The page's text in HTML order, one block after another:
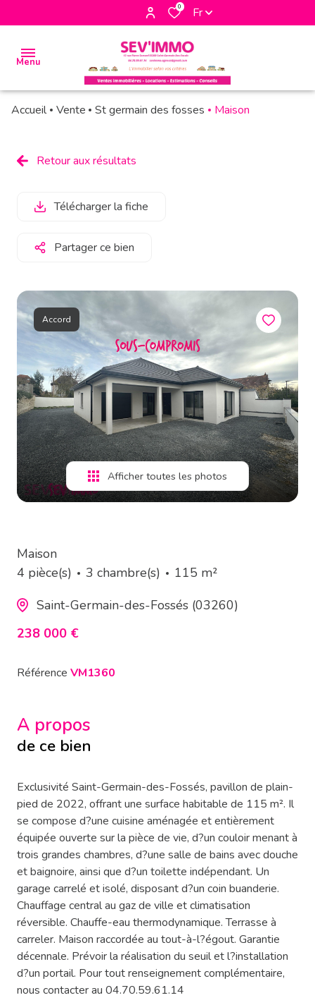
0 Fr
Menu
biens
à la
biens
vendus
estimation
alerte
e-
mail
contact
Accueil Vente St germain des fosses Maison
Retour aux résultats
Télécharger la fiche
Partager ce bien
Accord
Afficher toutes les photos
Maison
4 pièce(s)
3 chambre(s)
115 m²
Saint-Germain-des-Fossés (03260)
238 000 €
Référence VM1360
A propos
de ce bien
Exclusivité Saint-Germain-des-Fossés, pavillon de plain-
pied de 2022, offrant une surface habitable de 115 m². Il
se compose d?une cuisine aménagée et entièrement
équipée ouverte sur la pièce de vie, d?un couloir menant à
trois grandes chambres, d?une salle de bains avec douche
et baignoire, ainsi que d?un toilette indépendant. Un
garage carrelé et isolé, disposant d?un coin buanderie.
Chauffage central au gaz de ville et climatisation
réversible. Chauffe-eau thermodynamique. Terrasse à
carreler. Maison raccordée au tout-à-l?égout. Garantie
décennale. Prévoir la réalisation du seuil et l?installation
d?un portail. Pour tout renseignement complémentaire,
nous contacter au 04.70.59.61.14